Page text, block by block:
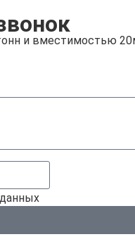
и вместимостью